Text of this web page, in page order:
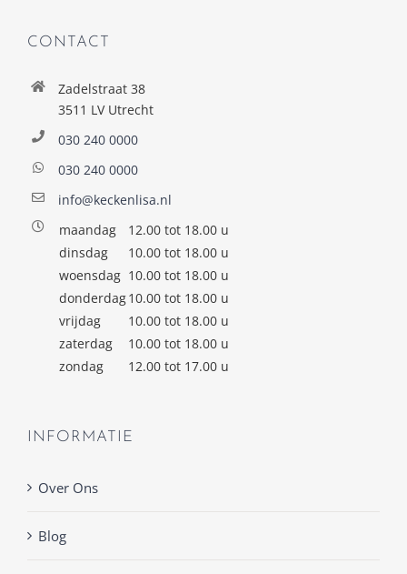
CONTACT
Zadelstraat 38
3511 LV Utrecht
030 240 0000
030 240 0000
info@keckenlisa.nl
maandag
12.00 tot 18.00 u
dinsdag
10.00 tot 18.00 u
woensdag 10.00 tot 18.00 u
donderdag10.00 tot 18.00 u
vrijdag
10.00 tot 18.00 u
zaterdag
10.00 tot 18.00 u
zondag
12.00 tot 17.00 u
INFORMATIE
Over Ons
Blog